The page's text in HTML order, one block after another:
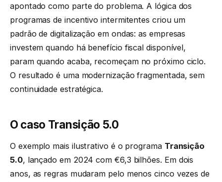
apontado como parte do problema. A lógica dos
programas de incentivo intermitentes criou um
padrão de digitalização em ondas: as empresas
investem quando há benefício fiscal disponível,
param quando acaba, recomeçam no próximo ciclo.
O resultado é uma modernização fragmentada, sem
continuidade estratégica.
O caso Transição 5.0
O exemplo mais ilustrativo é o programa Transição
5.0, lançado em 2024 com €6,3 bilhões. Em dois
anos, as regras mudaram pelo menos cinco vezes de